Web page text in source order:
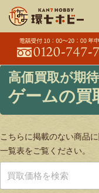
ゲームの買
こちらに掲載のない商品
一覧表をご覧ください。